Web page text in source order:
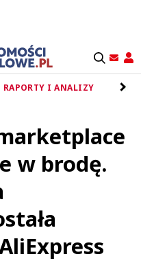
RAPORTY I ANALIZY
w brodę.